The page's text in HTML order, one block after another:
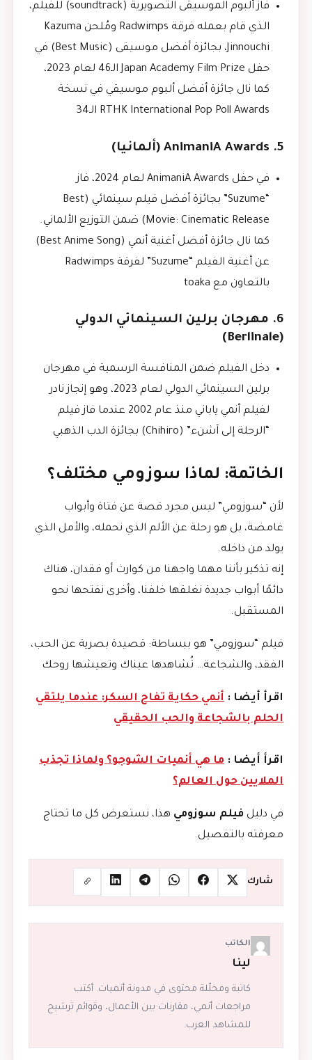
فاز ألبوم الموسيقى التصويرية (soundtrack) للفيلم،
الذي قام بعمله فرقة Radwimps ومُلحن Kazuma
Jinnouchi، بجائزة أفضل موسيقى (Best Music) في
حفل Japan Academy Film Prize الـ46 لعام 2023،
كما نال جائزة أفضل ألبوم موسيقي في نسخة
RTHK International Pop Poll Awards الـ34
5. AnimaniA Awards (ألمانيا)
في حفل AnimaniA Awards لعام 2024، فاز
“Suzume” بجائزة أفضل فيلم سينمائي (Best
Movie: Cinematic Release) ضمن التوزيع الألماني.
كما نال جائزة أفضل أغنية أنمي (Best Anime Song)
عن أغنية الفيلم “Suzume” لفرقة Radwimps
بالتعاون مع toaka
6. مهرجان برلين السينمائي الدولي
(Berlinale)
دخل الفيلم ضمن المنافسة الرسمية في مهرجان
برلين السينمائي الدولي لعام 2023، وهو إنجاز نادر
لفيلم أنمي ياباني منذ عام 2002 عندما فاز فيلم
“الرحلة إلى آشنء” (Chihiro) بجائزة الدب الذهبي
الخاتمة: لماذا سوزومي مختلف؟
لأن “سوزومي” ليس مجرد قصة عن فتاة وأبواب
غامضة، بل هو رحلة عن الألم الذي نحمله، والأمل الذي
يولد من داخله.
إنه تذكير بأننا مهما واجهنا من كوارث أو فقدان، هناك
دائمًا أبواب جديدة نغلقها خلفنا، وأخرى نفتحها نحو
المستقبل.
فيلم “سوزومي” هو ببساطة: قصيدة بصرية عن الحب،
الفقد، والشجاعة… تُشاهدها عيناك وتعيشها روحك
اقرأ أيضا : أنمي حكاية تفاح السكر: عندما يلتقي
الحلم بالشجاعة والحب الحقيقي
اقرأ أيضا : ما هي أنميات الشوجو؟ ولماذا تجذب
الملايين حول العالم؟
في دليل فيلم سوزومي هذا، نستعرض كل ما تحتاج
معرفته بالتفصيل.
شارك
الكاتب
لينا
كاتبة ومحلّلة محتوى في مدونة أنميات. أكتب
مراجعات أنمي، مقارنات بين الأعمال، وقوائم ترشيح
للمشاهد العرب.